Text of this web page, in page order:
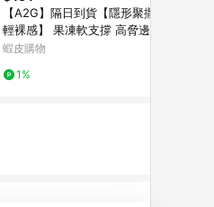
【A2G】隔日到貨【隱形聚攏、
輕裸感】 果凍軟支撐 高脅邊 冰
涼完美包覆 無痕內衣 運動內衣
蝦皮購物
1%